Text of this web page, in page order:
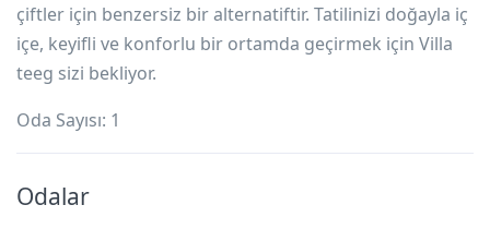
çiftler için benzersiz bir alternatiftir. Tatilinizi doğayla iç
içe, keyifli ve konforlu bir ortamda geçirmek için Villa
teeg sizi bekliyor.
Oda Sayısı: 1
Odalar